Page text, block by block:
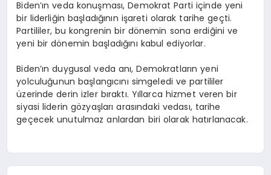
Biden’ın veda konuşması, Demokrat Parti içinde yeni
bir liderliğin başladığının işareti olarak tarihe geçti.
Partililer, bu kongrenin bir dönemin sona erdiğini ve
yeni bir dönemin başladığını kabul ediyorlar.
Biden’ın duygusal veda anı, Demokratların yeni
yolculuğunun başlangıcını simgeledi ve partililer
üzerinde derin izler bıraktı. Yıllarca hizmet veren bir
siyasi liderin gözyaşları arasındaki vedası, tarihe
geçecek unutulmaz anlardan biri olarak hatırlanacak.